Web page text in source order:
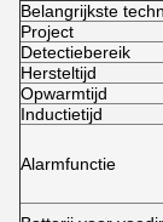
Belangrijkste
Project
Detectiebereik
Hersteltijd
Opwarmtijd
Inductietijd
Alarmfunctie